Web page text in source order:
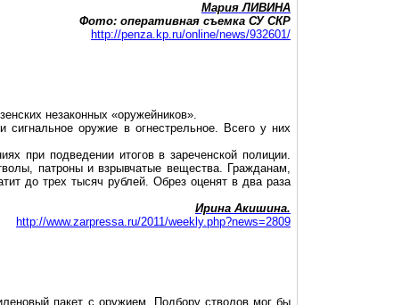
Мария ЛИВИНА
Фото: оперативная съемка СУ СКР
http://penza.kp.ru/online/news/932601/
незаконных «оружейников».
оружие в огнестрельное. Всего у них
при подведении итогов в зареченской полиции.
патроны и взрывчатые вещества. Гражданам,
до трех тысяч рублей. Обрез оценят в два раза
Ирина Акишина.
http://www.zarpressa.ru/2011/weekly.php?news=2809
пакет с оружием. Подбору стволов мог бы